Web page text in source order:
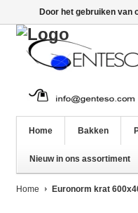
Home Bakken
Nieuw in ons assortiment
Home Euronorm krat
Door het gebruiken van